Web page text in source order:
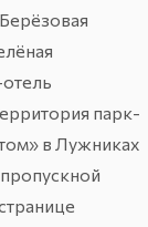
парк-
в Лужниках